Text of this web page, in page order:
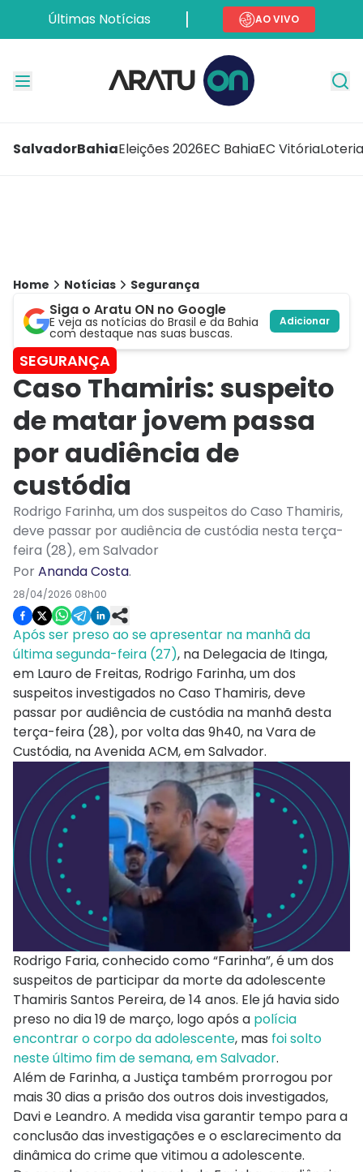
Últimas Notícias AO VIVO
SalvadorBahiaEleições 2026EC BahiaEC Vitória
Home Notícias Segurança
Siga o Aratu ON no Google
E veja as notícias do Brasil e da Bahia
com destaque nas suas buscas.
Adicionar
SEGURANÇA
Caso Thamiris: suspeito
de matar jovem passa
por audiência de
custódia
Rodrigo Farinha, um dos suspeitos do Caso Thamiris,
deve passar por audiência de custódia nesta terça-
feira (28), em Salvador
PorAnanda Costa.
28/04/2026 08h00
Após ser preso ao se apresentar na manhã da
última segunda-feira (27), na Delegacia de Itinga,
em Lauro de Freitas, Rodrigo Farinha, um dos
suspeitos investigados no Caso Thamiris, deve
passar por audiência de custódia na manhã desta
terça-feira (28), por volta das 9h40, na Vara de
Custódia, na Avenida ACM, em Salvador.
Rodrigo Faria, conhecido como “Farinha”, é um dos
suspeitos de participar da morte da adolescente
Thamiris Santos Pereira, de 14 anos. Ele já havia sido
preso no dia 19 de março, logo após a polícia
encontrar o corpo da adolescente, mas foi solto
neste último fim de semana, em Salvador.
Além de Farinha, a Justiça também prorrogou por
mais 30 dias a prisão dos outros dois investigados,
Davi e Leandro. A medida visa garantir tempo para a
conclusão das investigações e o esclarecimento da
dinâmica do crime que vitimou a adolescente.